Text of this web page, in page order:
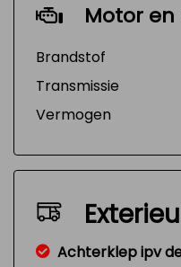
Motor
Brandstof
Transmissie
Vermogen
Achterklep ipv